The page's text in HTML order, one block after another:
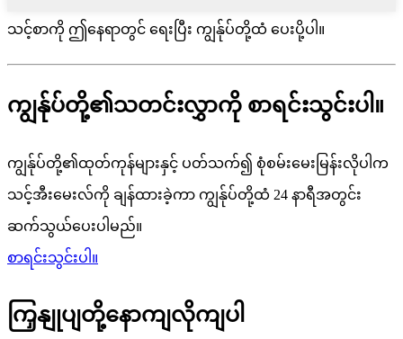
သင့်စာကို ဤနေရာတွင် ရေးပြီး ကျွန်ုပ်တို့ထံ ပေးပို့ပါ။
ကျွန်ုပ်တို့၏သတင်းလွှာကို စာရင်းသွင်းပါ။
ကျွန်ုပ်တို့၏ထုတ်ကုန်များနှင့် ပတ်သက်၍ စုံစမ်းမေးမြန်းလိုပါက
သင့်အီးမေးလ်ကို ချန်ထားခဲ့ကာ ကျွန်ုပ်တို့ထံ 24 နာရီအတွင်း
ဆက်သွယ်ပေးပါမည်။
စာရင်းသွင်းပါ။
ကြှနျုပျတို့နောကျလိုကျပါ